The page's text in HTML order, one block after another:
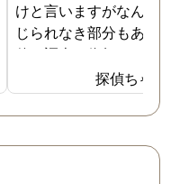
けと言いますがなんとも
じられなき部分もあり、
偵に調査を依頼しました
妻は定期的に男友達と食
に出かけているため、調
日は簡単に決めることが
果、妻が男友達と食事だ
探偵ちゃん